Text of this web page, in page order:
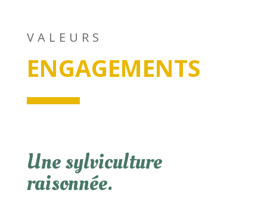
VALEURS
ENGAGEMENTS
Une sylviculture
raisonnée.